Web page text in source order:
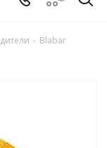
- Blabar